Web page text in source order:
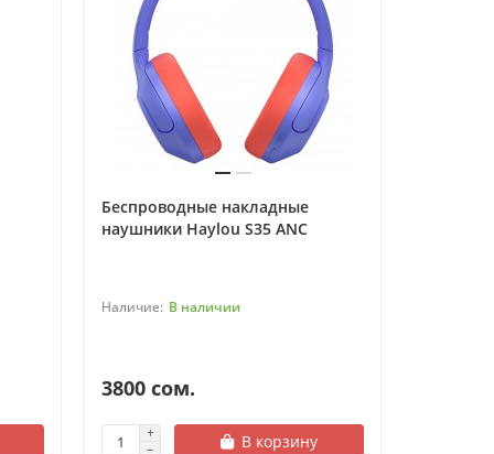
Беспроводные накладные
наушники Haylou S35 ANC
В наличии
3800 сом.
В корзину